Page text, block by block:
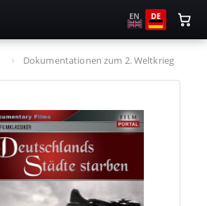
EN DE
Dokumentationen zum 2. Weltkrieg